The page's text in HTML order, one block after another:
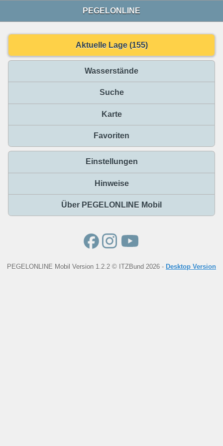
PEGELONLINE
Aktuelle Lage (155)
Wasserstände
Suche
Karte
Favoriten
Einstellungen
Hinweise
Über PEGELONLINE Mobil
PEGELONLINE Mobil Version 1.2.2 © ITZBund 2026 - Desktop Version